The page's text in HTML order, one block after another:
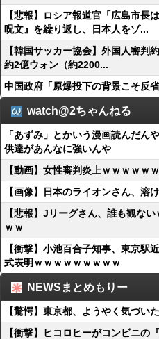
【悲報】ロシア報道官「広島市長
呪文』を繰り返し、日本人をゾ...
【韓国サッカー協会】外国人審判
約2億ウォン（約2200...
中国政府「原爆投下の背景こそ反
watch@2ちゃんねる
「あずみ」とかいう漫画読んだん
供達があんなに強いんや
【動画】女性審判炎上ｗｗｗｗｗ
【画像】日本のライオンさん、溶
【悲報】Jリーグさん、誰も観な
ｗｗ
【衝撃】小池百合子知事、東京駅
式表明ｗｗｗｗｗｗｗｗｗ
NEWSまとめもりー
【驚愕】東京都、ようやく気づい
【衝撃】ヒコロヒーがコンビニの